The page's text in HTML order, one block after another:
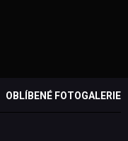
OBLÍBENÉ FOTOGALERIE